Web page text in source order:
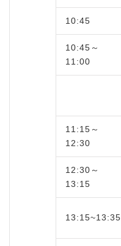
10:45
10:45～
11:00
11:15～
12:30
12:30～
13:15
13:15~13:35